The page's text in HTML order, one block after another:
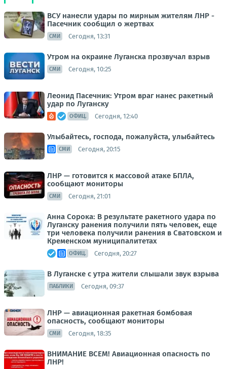
ВСУ нанесли удары по мирным жителям ЛНР -
Пасечник сообщил о жертвах
СМИ Сегодня, 13:31
Утром на окраине Луганска прозвучал взрыв
СМИ Сегодня, 10:25
Леонид Пасечник: Утром враг нанес ракетный
удар по Луганску
ОФИЦ. Сегодня, 12:40
Улыбайтесь, господа, пожалуйста, улыбайтесь
СМИ Сегодня, 20:15
ЛНР — готовится к массовой атаке БПЛА,
сообщают мониторы
СМИ Сегодня, 21:01
Анна Сорока: В результате ракетного удара по
Луганску ранения получили пять человек, еще
три человека получили ранения в Сватовском и
Кременском муниципалитетах
ОФИЦ. Сегодня, 20:27
В Луганске с утра жители слышали звук взрыва
ПАБЛИКИ Сегодня, 09:37
ЛНР — авиационная ракетная бомбовая
опасность, сообщают мониторы
СМИ Сегодня, 18:35
ВНИМАНИЕ ВСЕМ! Авиационная опасность по
ЛНР!